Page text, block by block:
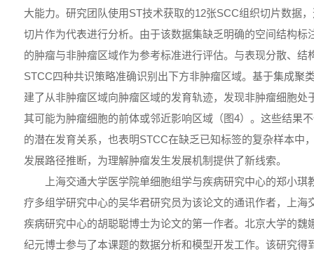
大能力。研究团队使用ST技术获取的12张SCC组织切片数据
切片作为代表进行分析。由于该数据集缺乏明确的空间结构标
的肿瘤与非肿瘤区域作为参考标准进行评估。与表现分散、结
STCC四种共识策略准确识别出下方非肿瘤区域。基于集成聚
建了从非肿瘤区域向肿瘤区域的发育轨迹，发现非肿瘤细胞处
其可能为肿瘤细胞的前体或邻近影响区域（图4）。这些结果
的潜在发育关系，也表明STCC在缺乏已知标签的复杂样本中
发展路径推断，为理解肿瘤发生发展机制提供了新线索。
上海交通大学医学院单细胞组学与疾病研究中心的郑小
疗多组学研究中心的吴华君研究员为该论文的通讯作者，上海
疾病研究中心的胡聪聪博士为论文的第一作者。北京大学的魏
纪元博士参与了本课题的数据分析和模型开发工作。该研究得